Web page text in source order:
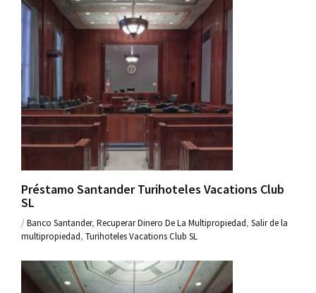
Préstamo Santander Turihoteles Vacations Club
SL
/Banco Santander, Recuperar Dinero De La Multipropiedad, Salir de la
multipropiedad, Turihoteles Vacations Club SL